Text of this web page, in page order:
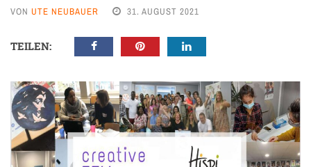
VON UTE NEUBAUER 31. AUGUST 2021
TEILEN: